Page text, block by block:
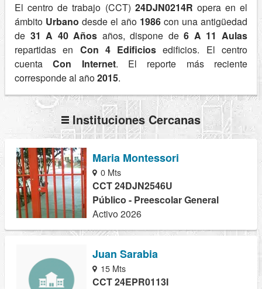
El centro de trabajo (CCT) 24DJN0214R opera en el
ámbito Urbano desde el año 1986 con una antigüedad
de 31 A 40 Años años, dispone de6 A 11 Aulas
repartidas en Con 4 Edificios edificios. El centro
cuentaCon Internet. El reporte más reciente
corresponde al año2015.
Instituciones Cercanas
Maria Montessori
0 Mts
CCT 24DJN2546U
Público - Preescolar General
Activo 2026
Juan Sarabia
15 Mts
CCT 24EPR0113I